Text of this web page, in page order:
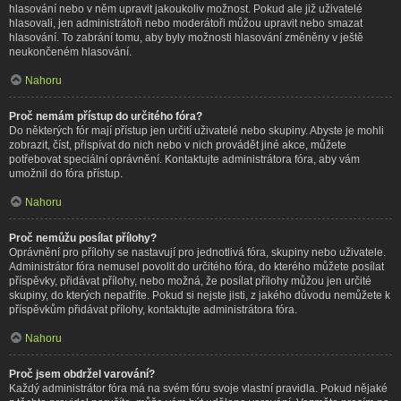
hlasování nebo v něm upravit jakoukoliv možnost. Pokud ale již uživatelé
hlasovali, jen administrátoři nebo moderátoři můžou upravit nebo smazat
hlasování. To zabrání tomu, aby byly možnosti hlasování změněny v ještě
neukončeném hlasování.
Nahoru
Proč nemám přístup do určitého fóra?
Do některých fór mají přístup jen určití uživatelé nebo skupiny. Abyste je mohli
zobrazit, číst, přispívat do nich nebo v nich provádět jiné akce, můžete
potřebovat speciální oprávnění. Kontaktujte administrátora fóra, aby vám
umožnil do fóra přístup.
Nahoru
Proč nemůžu posílat přílohy?
Oprávnění pro přílohy se nastavují pro jednotlivá fóra, skupiny nebo uživatele.
Administrátor fóra nemusel povolit do určitého fóra, do kterého můžete posílat
příspěvky, přidávat přílohy, nebo možná, že posílat přílohy můžou jen určité
skupiny, do kterých nepatříte. Pokud si nejste jisti, z jakého důvodu nemůžete k
příspěvkům přidávat přílohy, kontaktujte administrátora fóra.
Nahoru
Proč jsem obdržel varování?
Každý administrátor fóra má na svém fóru svoje vlastní pravidla. Pokud nějaké